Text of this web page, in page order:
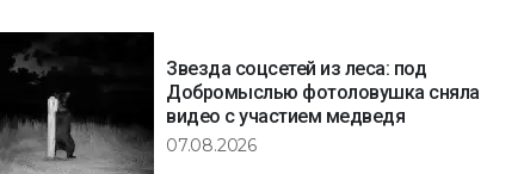
Звезда соцсетей из леса: под
Добромыслью фотоловушка сняла
видео с участием медведя
07.08.2026